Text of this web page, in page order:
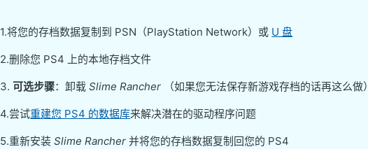
1.将您的存档数据复制到 PSN（PlayStation Network）或 U 盘
2.删除您 PS4 上的本地存档文件
3.可选步骤：卸载Slime Rancher （如果您无法保存新游戏存档的话再这么做）
4.尝试重建您 PS4 的数据库来解决潜在的驱动程序问题
5.重新安装Slime Rancher 并将您的存档数据复制回您的 PS4